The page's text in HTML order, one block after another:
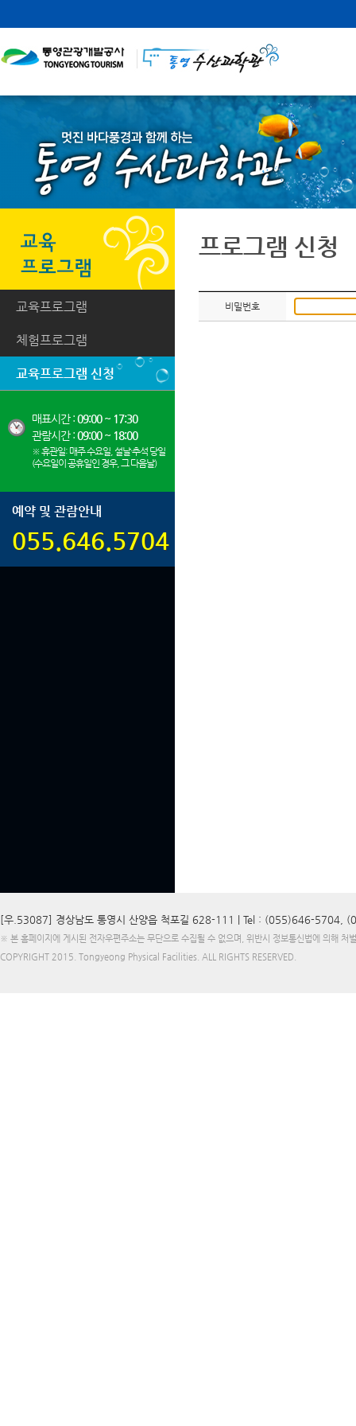
교육프로그램
체험프로그램
교육프로그램 신청
매표시간 :09:00 ~ 17:30
관람시간 :09:00 ~ 18:00
※ 휴관일: 매주 수요일, 설날·추석 당일
(수요일이 공휴일인 경우, 그 다음날)
예약 및 관람안내
055.646.5704
프로그램 신청
비밀번호
[우.53087] 경상남도 통영시 산양읍 척포길 628-111 | Tel : (055)646-5704,
※ 본 홈페이지에 게시된 전자우편주소는 무단으로 수집될 수 없으며, 위반시 정보통신법에 의해 처
COPYRIGHT 2015. Tongyeong Physical Facilities . ALL RIGHTS RESERVED.